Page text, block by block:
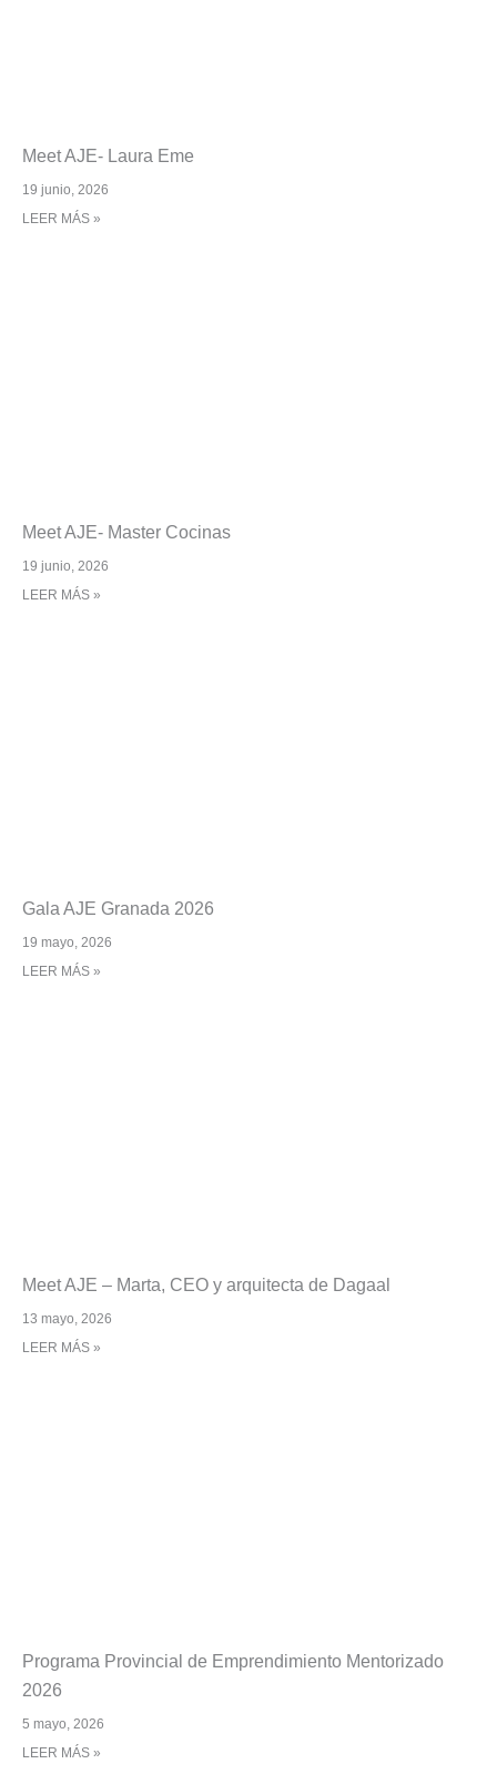
Meet AJE- Laura Eme
19 junio, 2026
LEER MÁS »
Meet AJE- Master Cocinas
19 junio, 2026
LEER MÁS »
Gala AJE Granada 2026
19 mayo, 2026
LEER MÁS »
Meet AJE – Marta, CEO y arquitecta de Dagaal
13 mayo, 2026
LEER MÁS »
Programa Provincial de Emprendimiento Mentorizado
2026
5 mayo, 2026
LEER MÁS »